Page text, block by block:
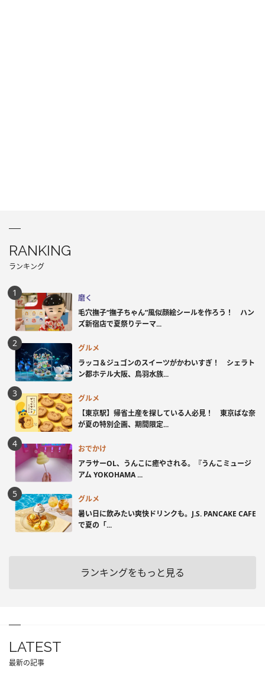
RANKING
ランキング
磨く
毛穴撫子“撫子ちゃん”風似顔絵シールを作ろう！ ハン
ズ新宿店で夏祭りテーマ...
グルメ
ラッコ＆ジュゴンのスイーツがかわいすぎ！ シェラト
ン都ホテル大阪、鳥羽水族...
グルメ
【東京駅】帰省土産を探している人必見！ 東京ばな奈
が夏の特別企画、期間限定...
おでかけ
アラサーOL、うんこに癒やされる。『うんこミュージ
アム YOKOHAMA ...
グルメ
暑い日に飲みたい爽快ドリンクも。J.S. PANCAKE CAFE
で夏の「...
ランキングをもっと見る
LATEST
最新の記事